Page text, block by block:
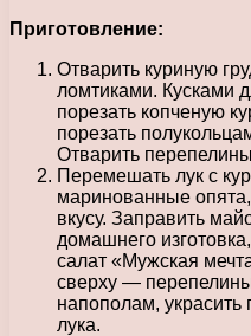
Приготовление:
Отварить куриную
ломтиками. Кусками
порезать копченую
порезать
Отварить
Перемешать лук с
маринованные
вкусу. Заправить
домашнего
салат «Мужская
сверху —
напополам,
лука.